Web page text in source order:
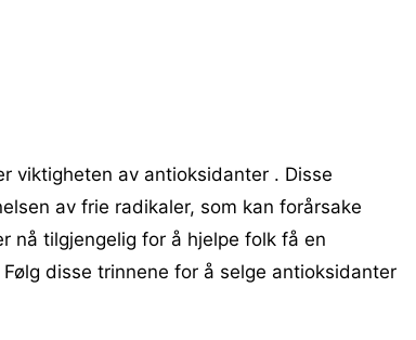
viktigheten av antioksidanter . Disse
av frie radikaler, som kan forårsake
nå tilgjengelig for å hjelpe folk få en
disse trinnene for å selge antioksidanter